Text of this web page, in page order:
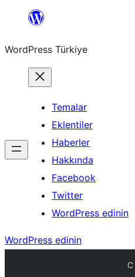
İçeriğe
WordPress Türkiye
Temalar
Eklentiler
Haberler
Hakkında
Facebook
Twitter
WordPress edinin
WordPress edinin
C